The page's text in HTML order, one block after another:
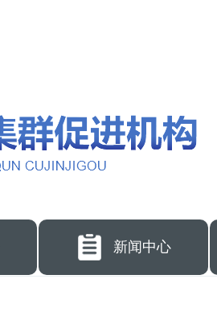
新闻中心